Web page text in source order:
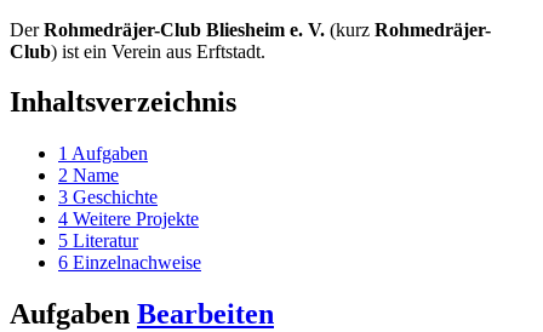
DerRohmedräjer-Club Bliesheim e. V. (kurz Rohmedräjer-
Club) ist ein Verein aus Erftstadt.
Inhaltsverzeichnis
1 Aufgaben
2 Name
3 Geschichte
4 Weitere Projekte
5 Literatur
6 Einzelnachweise
Aufgaben Bearbeiten